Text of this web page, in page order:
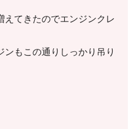
えてきたのでエンジンクレ
もこの通りしっかり吊り